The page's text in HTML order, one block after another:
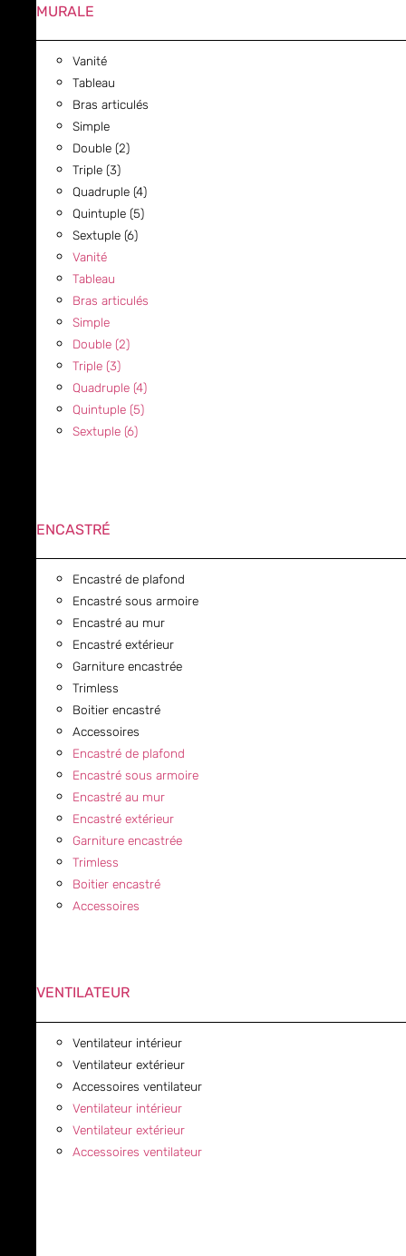
MURALE
Vanité
Tableau
Bras articulés
Simple
Double (2)
Triple (3)
Quadruple (4)
Quintuple (5)
Sextuple (6)
Vanité
Tableau
Bras articulés
Simple
Double (2)
Triple (3)
Quadruple (4)
Quintuple (5)
Sextuple (6)
ENCASTRÉ
Encastré de plafond
Encastré sous armoire
Encastré au mur
Encastré extérieur
Garniture encastrée
Trimless
Boitier encastré
Accessoires
Encastré de plafond
Encastré sous armoire
Encastré au mur
Encastré extérieur
Garniture encastrée
Trimless
Boitier encastré
Accessoires
VENTILATEUR
Ventilateur intérieur
Ventilateur extérieur
Accessoires ventilateur
Ventilateur intérieur
Ventilateur extérieur
Accessoires ventilateur